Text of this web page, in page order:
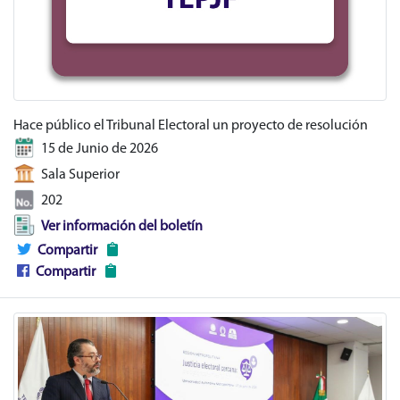
Hace público el Tribunal Electoral un proyecto de resolución
15 de Junio de 2026
Sala Superior
202
Ver información del boletín
Compartir
Compartir